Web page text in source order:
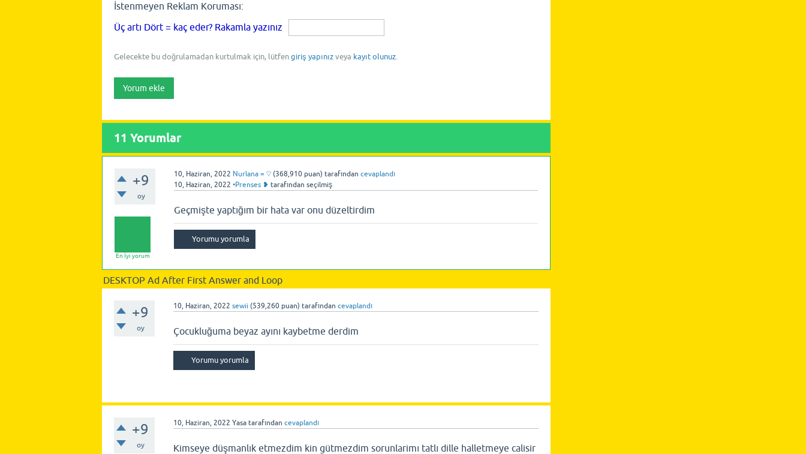
İstenmeyen Reklam Koruması:
Üç artı Dört = kaç eder? Rakamla yazınız
Gelecekte bu doğrulamadan kurtulmak için, lütfen giriş yapınız veya kayıt olunuz.
11 Yorumlar
+9
oy
10, Haziran, 2022 Nurlana = ♡ (368,910puan) tarafından cevaplandı
10, Haziran, 2022 •Prenses ❥ tarafından seçilmiş
En İyi yorum
Geçmişte yaptığım bir hata var onu düzeltirdim
DESKTOP Ad After First Answer and Loop
+9
oy
10, Haziran, 2022 sewii (539,260 puan) tarafından cevaplandı
Çocukluğuma beyaz ayını kaybetme derdim
+9
oy
10, Haziran, 2022 Yasa tarafından cevaplandı
Kimseye düşmanlık etmezdim kin gütmezdim sorunlarimı tatlı dille halletmeye calisir